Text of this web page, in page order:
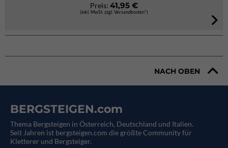
Preis: 41,95 €
(inkl. MwSt. zzgl. Versandkosten*)
NACH OBEN
BERGSTEIGEN.com
Thema Bergsteigen in Österreich, Deutschland und Italien.
Seit Jahren ist bergsteigen.com die größte Community für
Kletterer und Bergsteiger.